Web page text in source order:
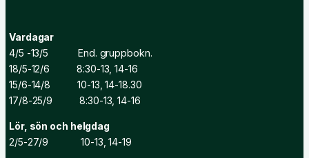
Vardagar
4/5 -13/5 End. gruppbokn.
18/5-12/6 8:30-13, 14-16
15/6-14/8 10-13, 14-18.30
17/8-25/9 8:30-13, 14-16
Lör, sön och helgdag
2/5-27/9 10-13, 14-19